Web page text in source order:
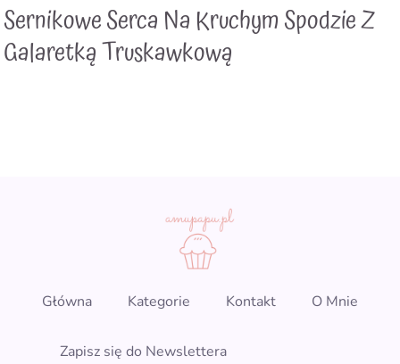
Sernikowe Serca Na Kruchym Spodzie Z
Galaretką Truskawkową
Główna Kategorie Kontakt O Mnie
Zapisz się do Newslettera